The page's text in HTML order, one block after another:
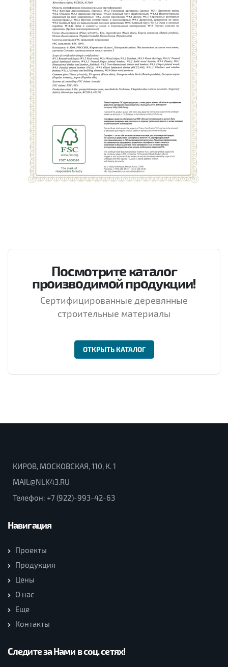
Посмотрите каталог
производимой продукции!
Сертифицированные деревянные
строительные материалы
ОТКРЫТЬ КАТАЛОГ
КИРОВ, МОСКОВСКАЯ, 110, К. 1
MAIL@NLK43.RU
Телефон: +7 (922)-993-42-63
Навигация
Проекты
Продукция
Цены
О нас
Еще
Контакты
Следите за Нами в соц. сетях!